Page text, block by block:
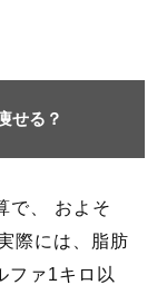
せる？
で、 およそ
際には、脂肪
ファ1キロ以